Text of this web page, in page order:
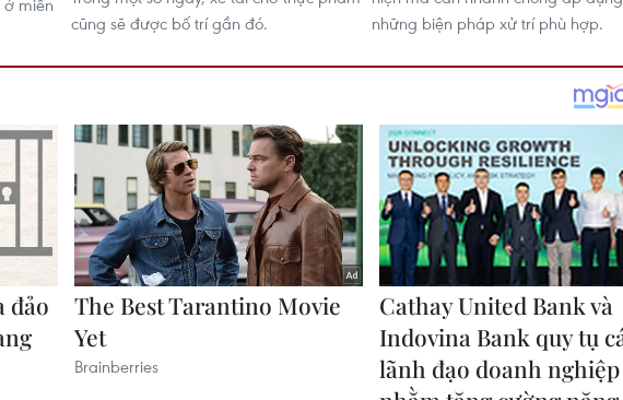
miền
cũng sẽ được bố trí gần đó.
những biện pháp xử trí phù hợp.